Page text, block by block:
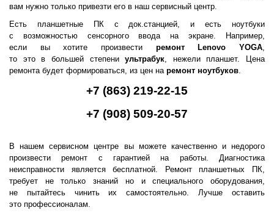
вам нужно только привезти его в наш сервисный центр.
Есть планшетные ПК с док.станцией, и есть ноутбуки
с возможностью сенсорного ввода на экране. Например,
если вы хотите произвести ремонт Lenovo YOGA,
то это в большей степениультрабук, нежели планшет. Цена
ремонта будет формироваться, из цен на ремонт ноутбуков.
+7 (863) 219-22-15
+7 (908) 509-20-57
В нашем сервисном центре вы можете качественно и недорого
произвести ремонт с гарантией на работы. Диагностика
неисправности является бесплатной. Ремонт планшетных ПК,
требует не только знаний но и специального оборудования,
не пытайтесь чинить их самостоятельно. Лучше оставить
это профессионалам.